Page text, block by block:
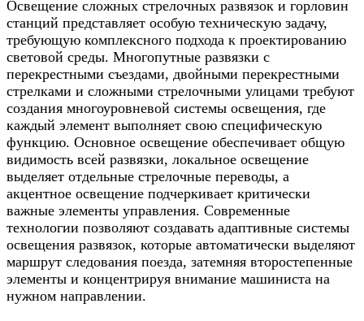
Освещение сложных стрелочных развязок и горловин
станций представляет особую техническую задачу,
требующую комплексного подхода к проектированию
световой среды. Многопутные развязки с
перекрестными съездами, двойными перекрестными
стрелками и сложными стрелочными улицами требуют
создания многоуровневой системы освещения, где
каждый элемент выполняет свою специфическую
функцию. Основное освещение обеспечивает общую
видимость всей развязки, локальное освещение
выделяет отдельные стрелочные переводы, а
акцентное освещение подчеркивает критически
важные элементы управления. Современные
технологии позволяют создавать адаптивные системы
освещения развязок, которые автоматически выделяют
маршрут следования поезда, затемняя второстепенные
элементы и концентрируя внимание машиниста на
нужном направлении.